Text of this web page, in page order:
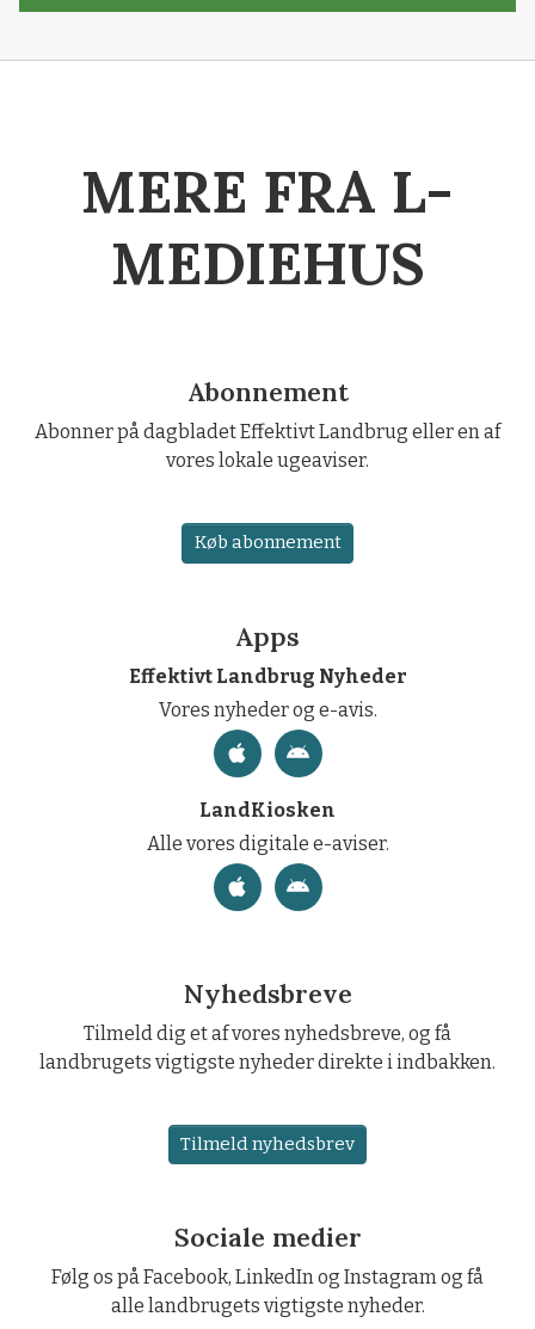
MERE FRA L-
MEDIEHUS
Abonnement
Abonner på dagbladet Effektivt Landbrug eller en af
vores lokale ugeaviser.
Køb abonnement
Apps
Effektivt Landbrug Nyheder
Vores nyheder og e-avis.
LandKiosken
Alle vores digitale e-aviser.
Nyhedsbreve
Tilmeld dig et af vores nyhedsbreve, og få
landbrugets vigtigste nyheder direkte i indbakken.
Tilmeld nyhedsbrev
Sociale medier
Følg os på Facebook, LinkedIn og Instagram og få
alle landbrugets vigtigste nyheder.